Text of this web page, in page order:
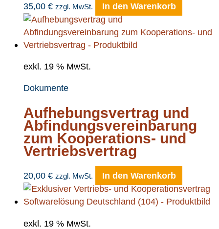
35,00 € zzgl. MwSt. In den Warenkorb
exkl. 19 % MwSt.
Dokumente
Aufhebungsvertrag und
Abfindungsvereinbarung
zum Kooperations- und
Vertriebsvertrag
20,00 € zzgl. MwSt. In den Warenkorb
exkl. 19 % MwSt.